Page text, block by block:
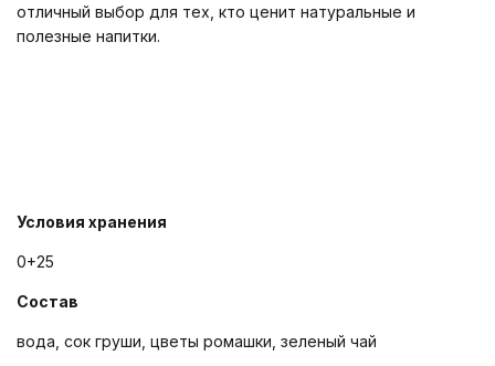
отличный выбор для тех, кто ценит натуральные и
полезные напитки.
Условия хранения
0+25
Состав
вода, сок груши, цветы ромашки, зеленый чай